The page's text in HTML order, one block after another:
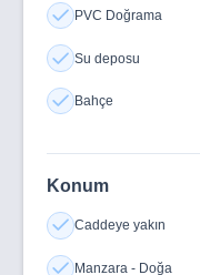
PVC Doğrama
Su deposu
Bahçe
Konum
Caddeye yakın
Manzara - Doğa